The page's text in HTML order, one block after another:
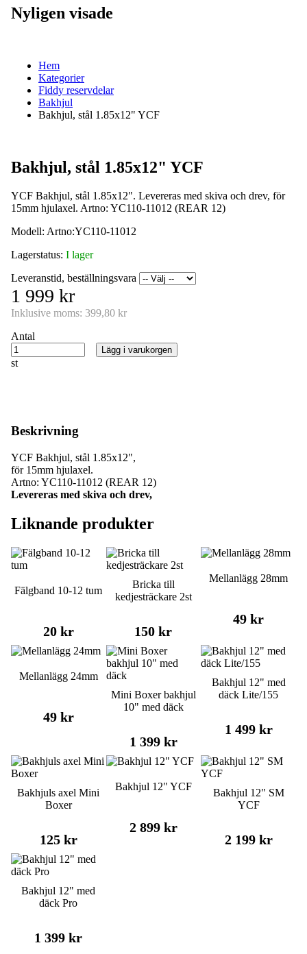
Nyligen visade
Hem
Kategorier
Fiddy reservdelar
Bakhjul
Bakhjul, stål 1.85x12" YCF
Bakhjul, stål 1.85x12" YCF
YCF Bakhjul, stål 1.85x12". Levereras med skiva och drev, för
15mm hjulaxel. Artno: YC110-11012 (REAR 12)
Modell: Artno:YC110-11012
Lagerstatus: I lager
Leveranstid, beställningsvara
1 999 kr
Inklusive moms: 399,80 kr
Antal
st
Lägg i varukorgen
Beskrivning
YCF Bakhjul, stål 1.85x12",
för 15mm hjulaxel.
Artno: YC110-11012 (REAR 12)
Levereras med skiva och drev,
Liknande produkter
Fälgband 10-12 tum
20 kr
Bricka till
kedjesträckare 2st
150 kr
Mellanlägg 28mm
49 kr
Mellanlägg 24mm
49 kr
Mini Boxer bakhjul
10" med däck
1 399 kr
Bakhjul 12" med
däck Lite/155
1 499 kr
Bakhjuls axel Mini
Boxer
125 kr
Bakhjul 12" YCF
2 899 kr
Bakhjul 12" SM
YCF
2 199 kr
Bakhjul 12" med
däck Pro
1 399 kr